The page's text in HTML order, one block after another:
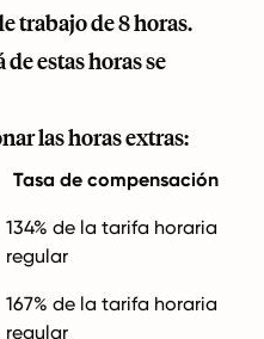
trabajo de 8 horas.
estas horas se
las horas extras:
Tasa de compensación
134% de la tarifa horaria
regular
167% de la tarifa horaria
regular